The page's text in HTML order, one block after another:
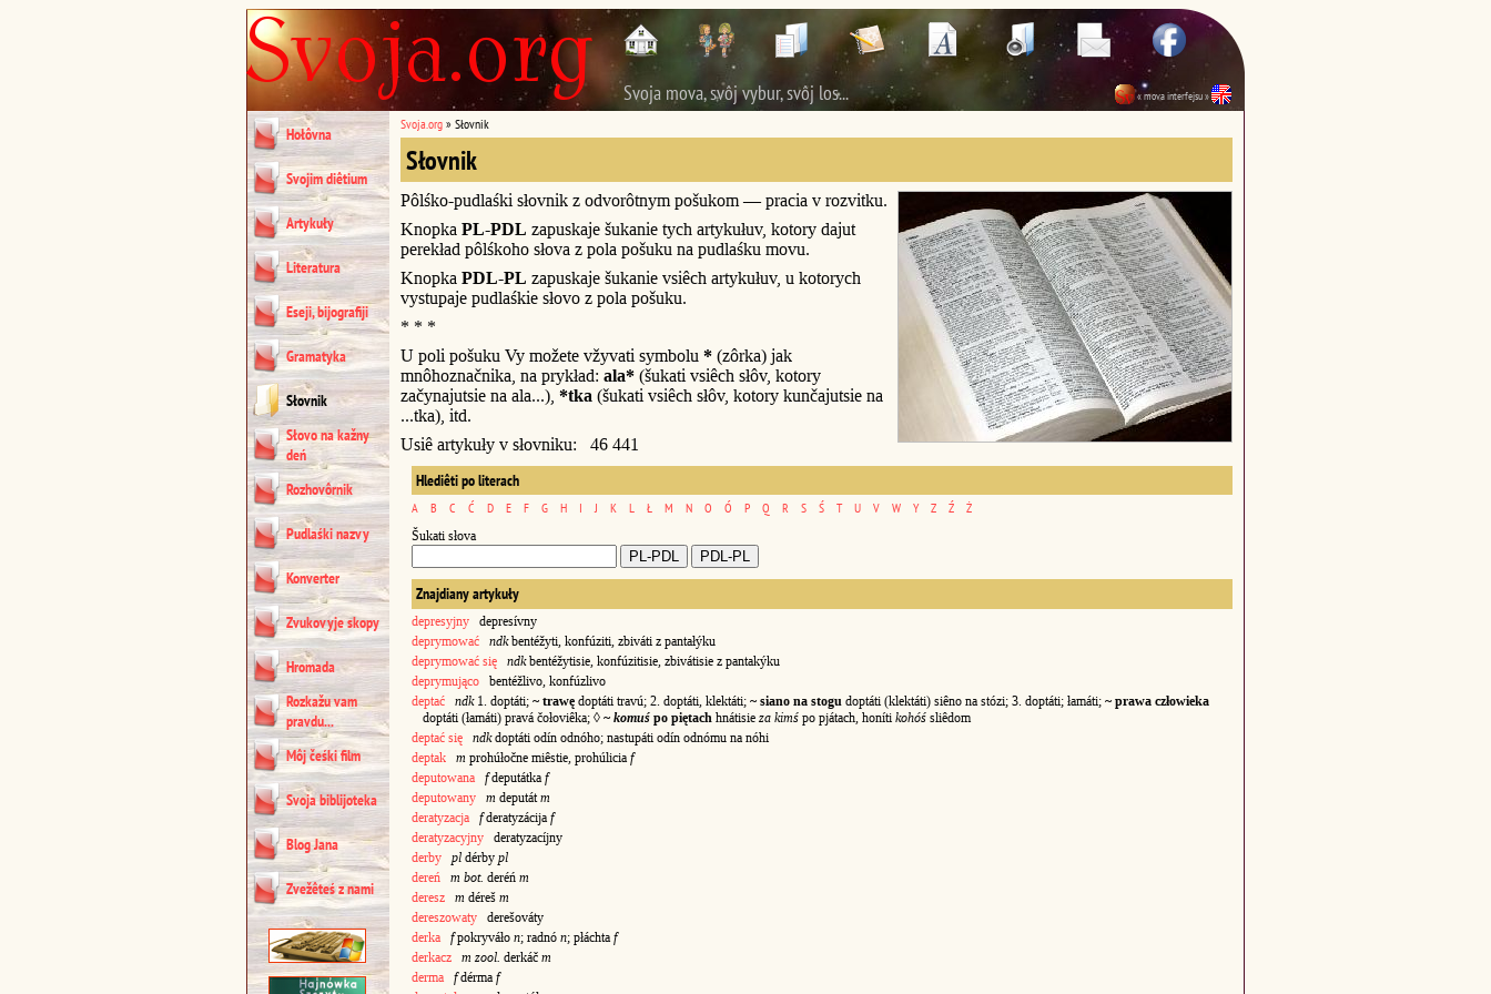
Svoja mova, svôj vybur, svôj los... « mova interfejsu »
Hołôvna
Svojim diêtium
Artykuły
Literatura
Eseji, bijografiji
Gramatyka
Słovnik
Słovo na kažny
deń
Rozhovôrnik
Pudlaśki nazvy
Konverter
Zvukovyje skopy
Hromada
Rozkažu vam
pravdu...
Môj čeśki film
Svoja biblijoteka
Blog Jana
Zvežêteś z nami
Svoja.org » Słovnik
Słovnik
Pôlśko-pudlaśki słovnik z odvorôtnym pošukom — pracia v rozvitku.
Knopka PL-PDL zapuskaje šukanie tych artykułuv, kotory dajut
perekład pôlśkoho słova z pola pošuku na pudlaśku movu.
Knopka PDL-PL zapuskaje šukanie vsiêch artykułuv, u kotorych
vystupaje pudlaśkie słovo z pola pošuku.
* * *
U poli pošuku Vy možete vžyvati symbolu * (zôrka) jak
mnôhoznačnika, na prykład: ala* (šukati vsiêch słôv, kotory
začynajutsie na ala...), *tka (šukati vsiêch słôv, kotory kunčajutsie na
...tka), itd.
Usiê artykuły v słovniku: 46 441
Hlediêti po literach
A B C Ć D E F G H I J K L Ł M N O Ó P Q R S Ś T U V W Y Z Ź Ż
Šukati słova
Znajdiany artykuły
depresyjny depresívny
deprymować
ndkbentéžyti, konfúziti, zbiváti z pantałýku
deprymować się
ndkbentéžytisie, konfúzitisie, zbivátisie z pantakýku
deprymująco bentéžlivo, konfúzlivo
deptać
ndk1. doptáti; ~ trawę doptáti travú; 2. doptáti, klektáti; ~ siano na stogu doptáti (klektáti) siêno na stózi; 3. doptáti; łamáti; ~ prawa człowieka
doptáti (łamáti) pravá čołoviêka; ◊ ~ komuś po piętach hnátisie za kimś po pjátach, honíti kohóś sliêdom
deptać się
ndkdoptáti odín odnóho; nastupáti odín odnómu na nóhi
deptak
m prohúłočne miêstie, prohúlicia f
deputowana
fdeputátka f
deputowany
m deputát m
deratyzacja
fderatyzácija f
deratyzacyjny deratyzacíjny
derby
pl dérby pl
dereń
m bot. deréń m
deresz
m déreš m
dereszowaty derešováty
derka
fpokryváło n; radnó n; płáchta f
derkacz
m zool. derkáč m
derma
fdérma f